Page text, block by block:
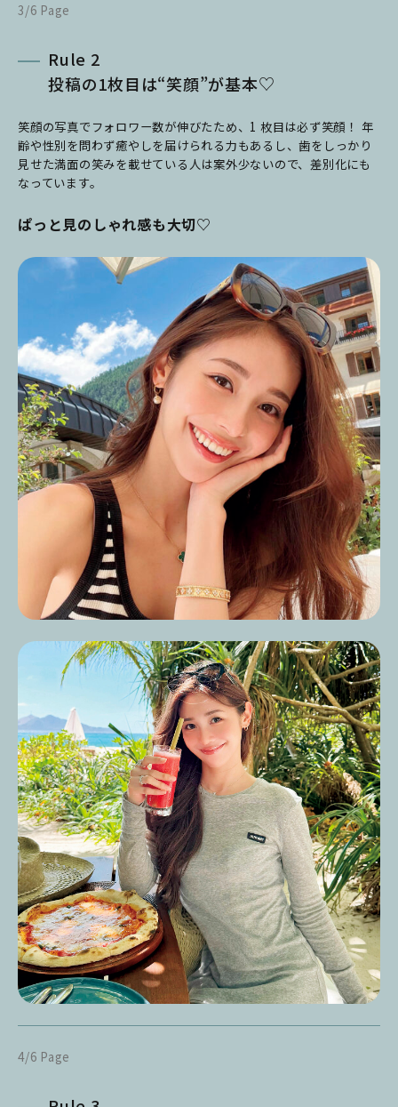
3/6 Page
Rule 2
投稿の1枚目は“笑顔”が基本♡
笑顔の写真でフォロワー数が伸びたため、1 枚目は必ず笑顔！ 年
齢や性別を問わず癒やしを届けられる力もあるし、歯をしっかり
見せた満面の笑みを載せている人は案外少ないので、差別化にも
なっています。
ぱっと見のしゃれ感も大切♡
4/6 Page